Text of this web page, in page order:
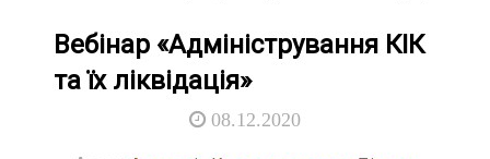
Вебінар «Адміністрування КІК
та їх ліквідація»
08.12.2020